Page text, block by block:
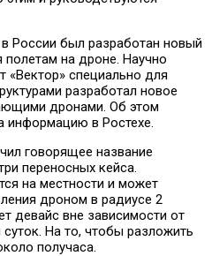
России был разработан новый
полетам на дроне. Научно
«Вектор» специально для
разработал новое
дронами. Об этом
информацию в Ростехе.
говорящее название
переносных кейса.
на местности и может
дроном в радиусе 2
девайс вне зависимости от
На то, чтобы разложить
получаса.